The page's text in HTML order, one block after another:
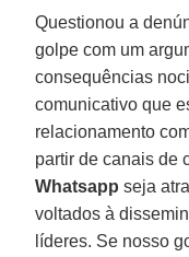
Questionou a
golpe com um
consequências
comunicativo que
relacionamento
partir de canais de
Whatsapp seja
voltados à
líderes. Se nosso